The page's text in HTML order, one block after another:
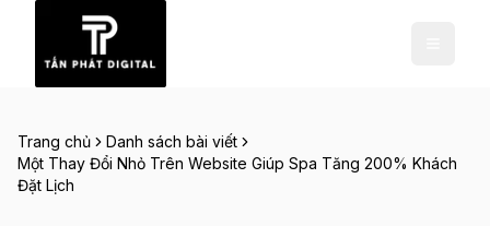
Trang chủ
Danh sách bài viết
Một Thay Đổi Nhỏ Trên Website Giúp Spa Tăng 200% Khách
Đặt Lịch